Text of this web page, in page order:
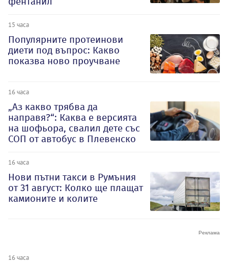
15 часа
Популярните протеинови
диети под въпрос: Какво
показва ново проучване
16 часа
„Аз какво трябва да
направя?“: Каква е версията
на шофьора, свалил дете със
СОП от автобус в Плевенско
16 часа
Нови пътни такси в Румъния
от 31 август: Колко ще плащат
камионите и колите
16 часа